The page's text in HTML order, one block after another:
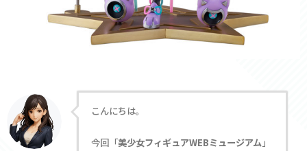
こんにちは。
今回「美少女フィギュアWEBミュージアム」